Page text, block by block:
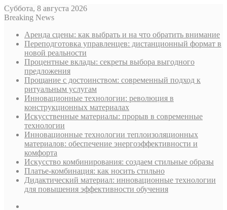
Суббота, 8 августа 2026
Breaking News
Аренда сцены: как выбрать и на что обратить внимание
Переподготовка управленцев: дистанционный формат в
новой реальности
Процентные вклады: секреты выбора выгодного
предложения
Прощание с достоинством: современный подход к
ритуальным услугам
Инновационные технологии: революция в
конструкционных материалах
Искусственные материалы: прорыв в современные
технологии
Инновационные технологии теплоизоляционных
материалов: обеспечение энергоэффективности и
комфорта
Искусство комбинирования: создаем стильные образы
Платье-комбинация: как носить стильно
Дидактический материал: инновационные технологии
для повышения эффективности обучения